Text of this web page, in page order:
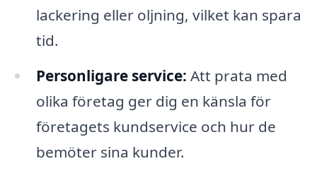
lackering eller oljning, vilket kan spara
tid.
Personligare service: Att prata med
olika företag ger dig en känsla för
företagets kundservice och hur de
bemöter sina kunder.